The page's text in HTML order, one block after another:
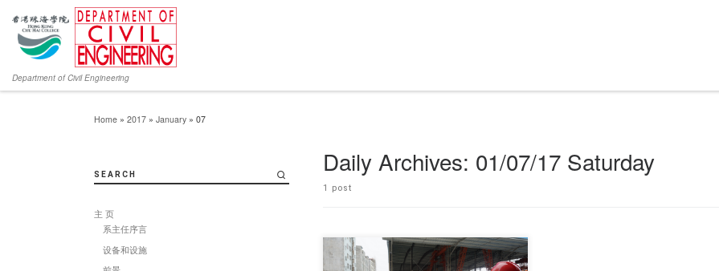
Department of Civil Engineering
Home » 2017 » January » 07
Daily Archives: 01/07/17 Saturday
1 post
SEARCH
主 页
系主任序言
设备和设施